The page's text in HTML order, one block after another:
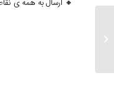
🔸 ارسال به همه ی